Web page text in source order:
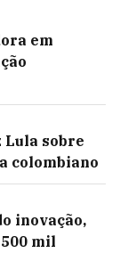
em
sobre
colombiano
inovação,
mil